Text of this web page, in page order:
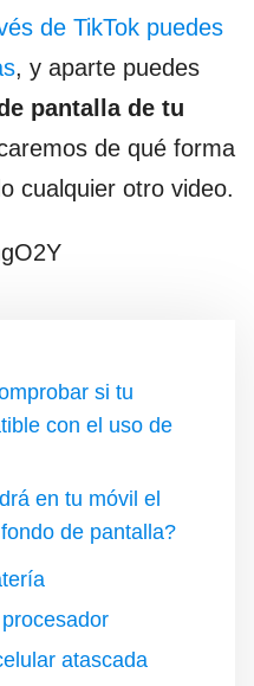
de TikTok puedes
, y aparte puedes
pantalla de tu
de qué forma
cualquier otro video.
si tu
con el uso de
en tu móvil el
de pantalla?
atascada